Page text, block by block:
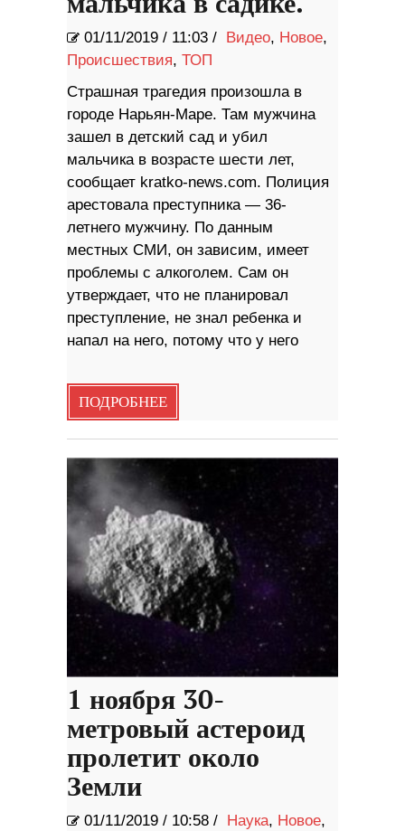
01/11/2019 / 11:03 / Видео, Новое,
Происшествия, ТОП
Страшная трагедия произошла в
городе Нарьян-Маре. Там мужчина
зашел в детский сад и убил
мальчика в возрасте шести лет,
сообщает kratko-news.com. Полиция
арестовала преступника — 36-
летнего мужчину. По данным
местных СМИ, он зависим, имеет
проблемы с алкоголем. Сам он
утверждает, что не планировал
преступление, не знал ребенка и
напал на него, потому что у него
ПОДРОБНЕЕ
1 ноября 30-
метровый астероид
пролетит около
Земли
01/11/2019 / 10:58 / Наука, Новое,